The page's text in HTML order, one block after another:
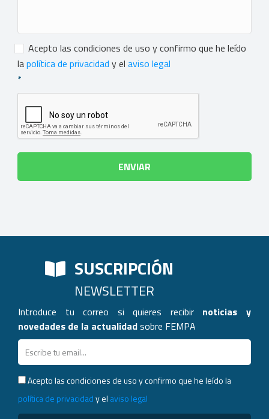
Consentimiento*
Acepto las condiciones de uso y confirmo que he leído
lapolítica de privacidad y el aviso legal
*
SUSCRIPCIÓN
NEWSLETTER
Introduce tu correo si quieres recibir noticias y
novedades de la actualidadsobre FEMPA
Acepto las condiciones de uso y confirmo que he leído la
política de privacidady el aviso legal